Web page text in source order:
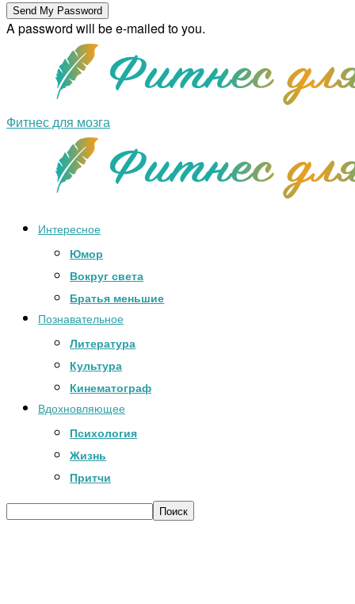
A password will be e-mailed to you.
Фитнес для мозга
Интересное
Юмор
Вокруг света
Братья меньшие
Познавательное
Литература
Культура
Кинематограф
Вдохновляющее
Психология
Жизнь
Притчи